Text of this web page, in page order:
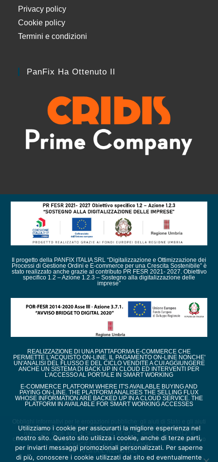
Privacy policy
Cookie policy
Termini e condizioni
PanFix Ha Ottenuto Il
Il progetto della PANFIX ITALIA SRL “Digitalizzazione e Ottimizzazione dei
Processi di Gestione Ordini e E-commerce per una Crescita Sostenibile” è
stato realizzato anche grazie al contributo PR FESR 2021- 2027. Obiettivo
specifico 1.2 – Azione 1.2.3 – Sostegno alla digitalizzazione delle
imprese”
REALIZZAZIONE DI UNA PIATTAFORMA E-COMMERCE CHE
PERMETTE L'ACQUISTO ON-LINE, IL PAGAMENTO ON-LINE NONCHE'
UN'ANALISI DEL FLUSSO E DEL CICLO VENDITE A CUI AGGIUNGERE
ANCHE UN SISTEMA DI BACK UP IN CLOUD ED INTERVENTI PER
L'ACCESSO AL PORTALE IN SMART WORKING
E-COMMERCE PLATFORM WHERE IT'S AVAILABLE BUYING AND
PAYING ON-LINE. THE PLATFORM ANALISES THE SELLING FLUX
WHOSE INFORMATION ARE BACKED UP IN A CLOUD SERVICE. THE
PLATFORM IN AVAILABLE FOR SMART WORKING ACCESSES
Obblighi informativi per le erogazioni pubbliche: gli aiuti di Stato e gli aiuti
de minimis ricevuti dalla nostra impresa sono contenuti nel Registro
nazionale degli aiuti di Stato di cui all’art. 52 della L. 234/2012” e
consultabili al seguente link, inserendo come chiave di ricerca nel campo
CODICE FISCALE 01241680550
VISITA IL REGISTRO
Utilizziamo i cookie per assicurarti la migliore esperienza nel
nostro sito. Questo sito utilizza i cookie, anche di terze parti,
per inviarti messaggi promozionali personalizzati. Per saperne
di più, conoscere i cookie utilizzati dal sito ed eventualmente